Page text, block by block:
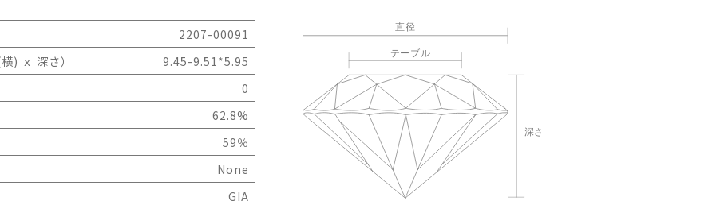
2207-00091
) ｘ 深さ）
9.45-9.51*5.95
0
62.8%
59％
None
GIA